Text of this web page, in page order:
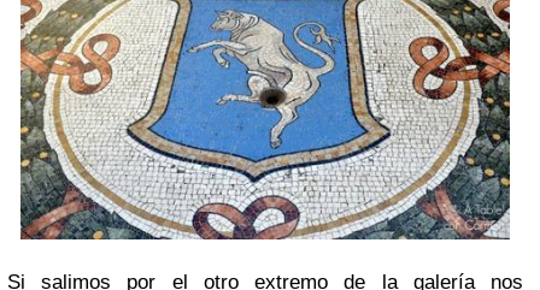
Si salimos por el otro extremo de la galería nos